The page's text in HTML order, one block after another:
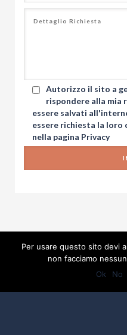
Autorizzo il sito a
rispondere alla mia
essere salvati
essere richiesta la loro
nella pagina Privacy
Per usare questo sito devi
non facciamo
Ok
No